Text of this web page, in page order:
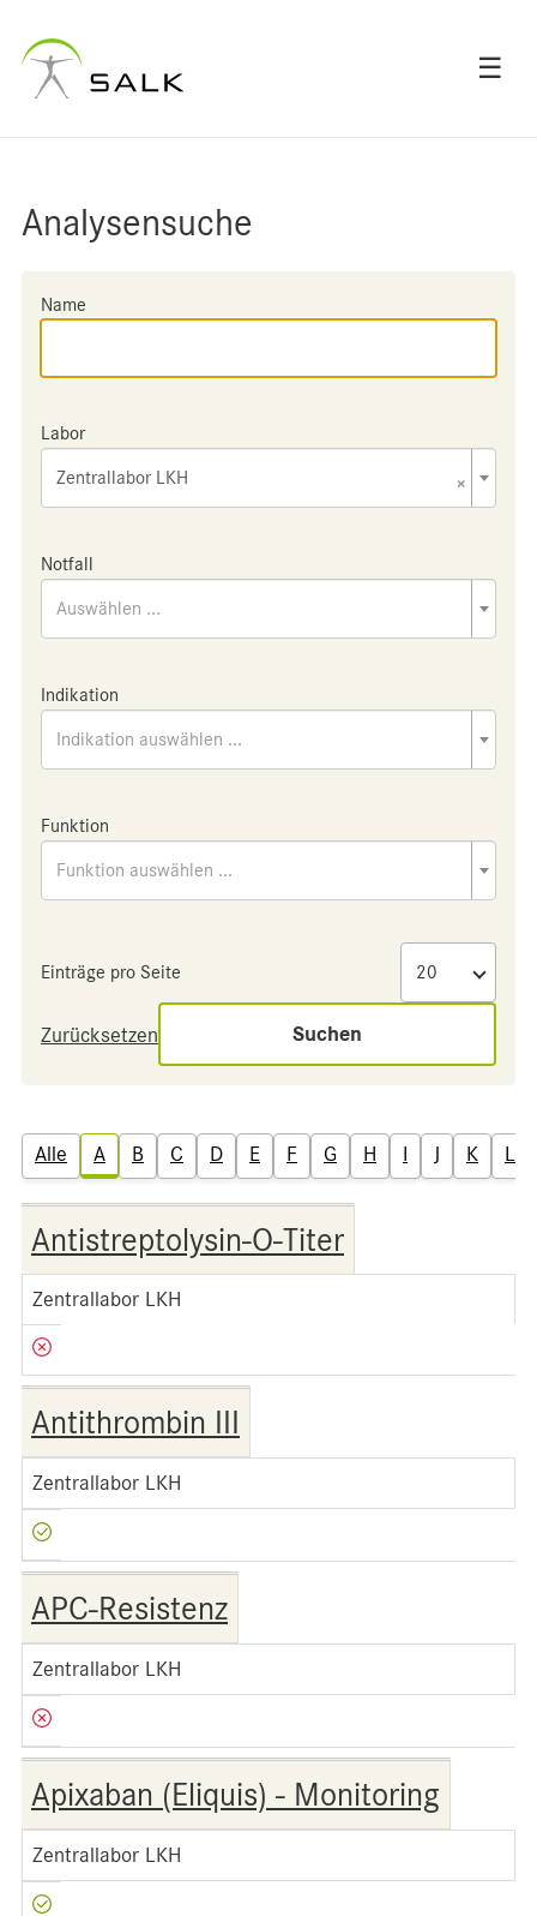
☰
Analysensuche
Name
Labor
×
Zentrallabor LKH
Notfall
Auswählen ...
Indikation
Indikation auswählen ...
Funktion
Funktion auswählen ...
Einträge pro Seite
Zurücksetzen Suchen
Alle A B C D E F G H I J K L
Antistreptolysin-O-Titer
Zentrallabor LKH
Antithrombin III
Zentrallabor LKH
APC-Resistenz
Zentrallabor LKH
Apixaban (Eliquis) - Monitoring
Zentrallabor LKH